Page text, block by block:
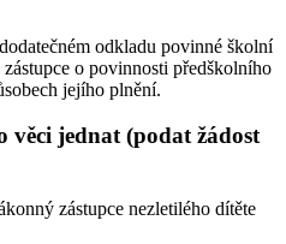
odkladu povinné školní
o povinnosti předškolního
jejího plnění.
věci jednat (podat žádost
zástupce nezletilého dítěte